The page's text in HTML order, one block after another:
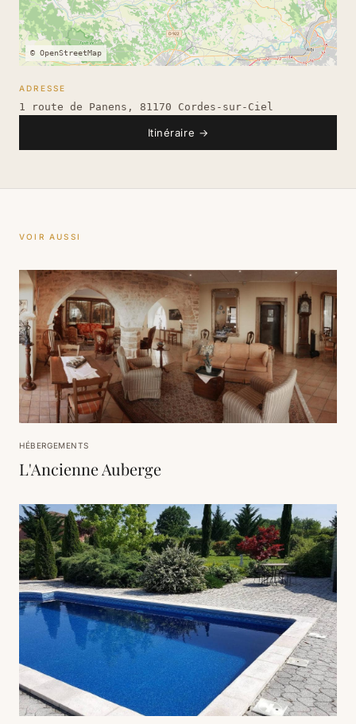
© OpenStreetMap
ADRESSE
1 route de Panens, 81170 Cordes-sur-Ciel
Itinéraire →
VOIR AUSSI
HÉBERGEMENTS
L'Ancienne Auberge